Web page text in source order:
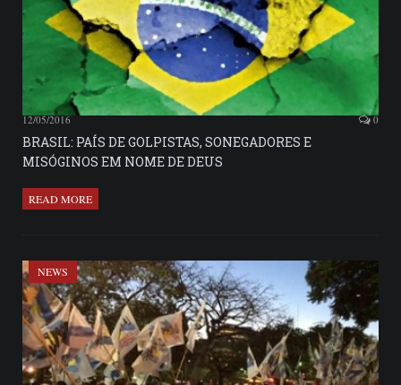
12/05/2016 0
BRASIL: PAÍS DE GOLPISTAS, SONEGADORES E
MISÓGINOS EM NOME DE DEUS
READ MORE
NEWS